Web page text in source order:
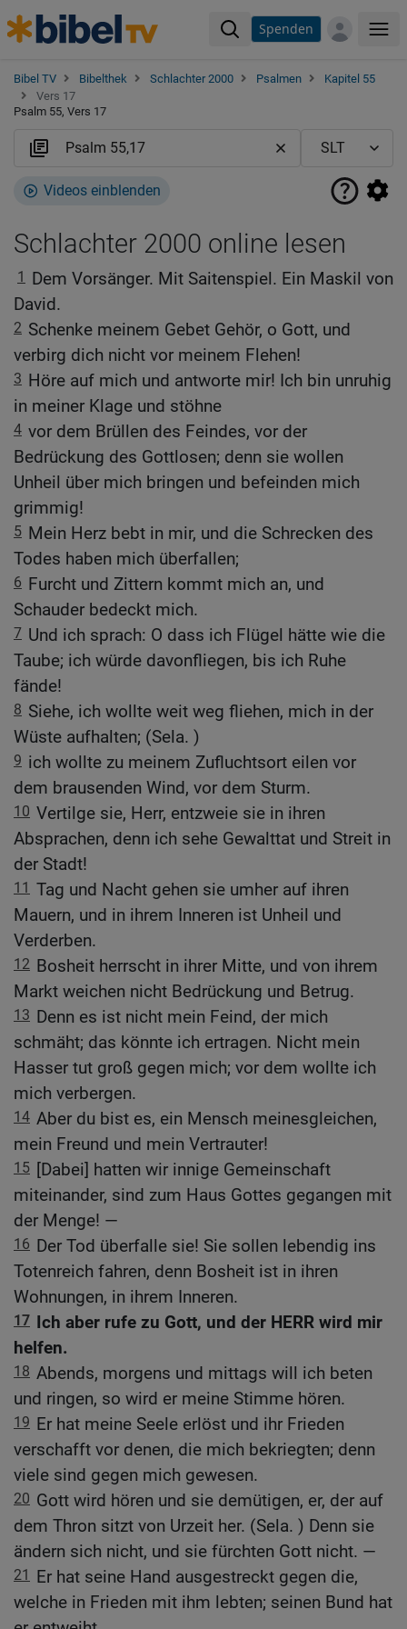
Spenden
Bibel TV Bibelthek Schlachter 2000 Psalmen
Kapitel 55
Vers 17
Psalm 55, Vers 17
Videos einblenden
Schlachter 2000 online lesen
1 Dem Vorsänger. Mit Saitenspiel. Ein Maskil von
David.
2 Schenke meinem Gebet Gehör, o Gott, und
verbirg dich nicht vor meinem Flehen!
3 Höre auf mich und antworte mir! Ich bin unruhig
in meiner Klage und stöhne
4 vor dem Brüllen des Feindes, vor der
Bedrückung des Gottlosen; denn sie wollen
Unheil über mich bringen und befeinden mich
grimmig!
5 Mein Herz bebt in mir, und die Schrecken des
Todes haben mich überfallen;
6 Furcht und Zittern kommt mich an, und
Schauder bedeckt mich.
7 Und ich sprach: O dass ich Flügel hätte wie die
Taube; ich würde davonfliegen, bis ich Ruhe
fände!
8 Siehe, ich wollte weit weg fliehen, mich in der
Wüste aufhalten; (Sela. )
9 ich wollte zu meinem Zufluchtsort eilen vor
dem brausenden Wind, vor dem Sturm.
10 Vertilge sie, Herr, entzweie sie in ihren
Absprachen, denn ich sehe Gewalttat und Streit in
der Stadt!
11 Tag und Nacht gehen sie umher auf ihren
Mauern, und in ihrem Inneren ist Unheil und
Verderben.
12 Bosheit herrscht in ihrer Mitte, und von ihrem
Markt weichen nicht Bedrückung und Betrug.
13 Denn es ist nicht mein Feind, der mich
schmäht; das könnte ich ertragen. Nicht mein
Hasser tut groß gegen mich; vor dem wollte ich
mich verbergen.
14 Aber du bist es, ein Mensch meinesgleichen,
mein Freund und mein Vertrauter!
15 [Dabei] hatten wir innige Gemeinschaft
miteinander, sind zum Haus Gottes gegangen mit
der Menge! —
16 Der Tod überfalle sie! Sie sollen lebendig ins
Totenreich fahren, denn Bosheit ist in ihren
Wohnungen, in ihrem Inneren.
17 Ich aber rufe zu Gott, und der HERR wird mir
helfen.
18 Abends, morgens und mittags will ich beten
und ringen, so wird er meine Stimme hören.
19 Er hat meine Seele erlöst und ihr Frieden
verschafft vor denen, die mich bekriegten; denn
viele sind gegen mich gewesen.
20 Gott wird hören und sie demütigen, er, der auf
dem Thron sitzt von Urzeit her. (Sela. ) Denn sie
ändern sich nicht, und sie fürchten Gott nicht. —
21 Er hat seine Hand ausgestreckt gegen die,
welche in Frieden mit ihm lebten; seinen Bund hat